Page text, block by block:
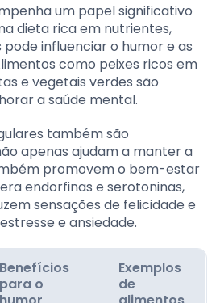
um papel significativo
dieta rica em nutrientes,
influenciar o humor e as
como peixes ricos em
e vegetais verdes são
a saúde mental.
também são
apenas ajudam a manter a
promovem o bem-estar
endorfinas e serotoninas,
sensações de felicidade e
e ansiedade.
Benefícios
para o
Exemplos
de